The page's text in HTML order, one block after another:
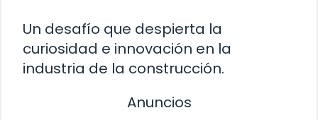
Un desafío que despierta la
curiosidad e innovación en la
industria de la construcción.
Anuncios